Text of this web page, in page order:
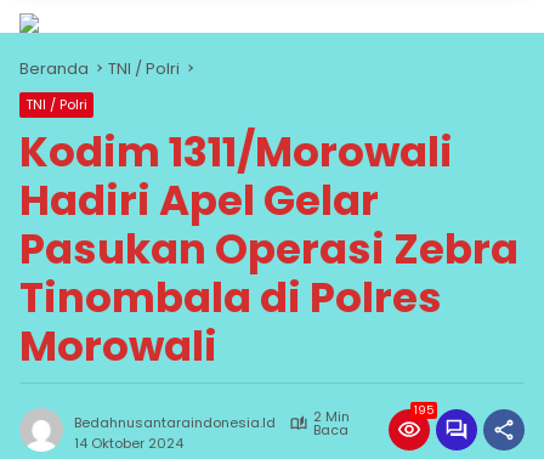
Beranda TNI / Polri
TNI / Polri
Kodim 1311/Morowali
Hadiri Apel Gelar
Pasukan Operasi Zebra
Tinombala di Polres
Morowali
Bedahnusantaraindonesia.id 2 Min
Baca
14 Oktober 2024
195